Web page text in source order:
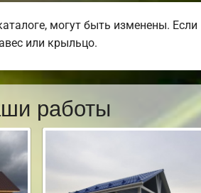
могут быть изменены.
или крыльцо.
работы